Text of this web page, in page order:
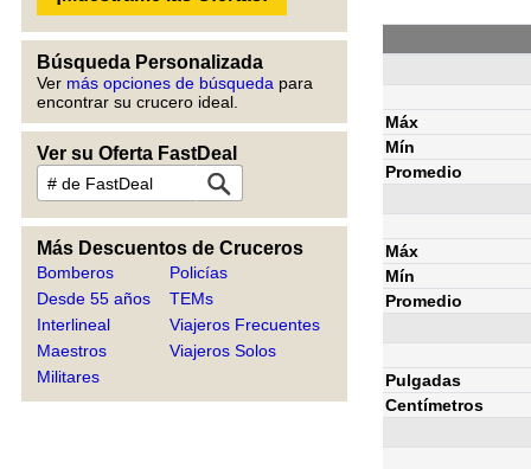
Búsqueda Personalizada
Ver más opciones de búsqueda para
encontrar su crucero ideal.
Ver su Oferta FastDeal
Más Descuentos de Cruceros
Bomberos
Desde 55 años
Interlineal
Maestros
Militares
Policías
TEMs
Viajeros Frecuentes
Viajeros Solos
Máx
Mín
Promedio
Máx
Mín
Promedio
Pulgadas
Centímetros